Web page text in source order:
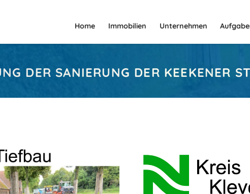
Home Immobilien Unternehmen
DER SANIERUNG DER KEEKENER